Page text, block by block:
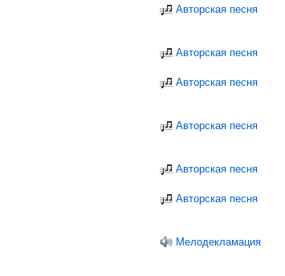
Авторская песня
Авторская песня
Авторская песня
Авторская песня
Авторская песня
Авторская песня
Мелодекламация